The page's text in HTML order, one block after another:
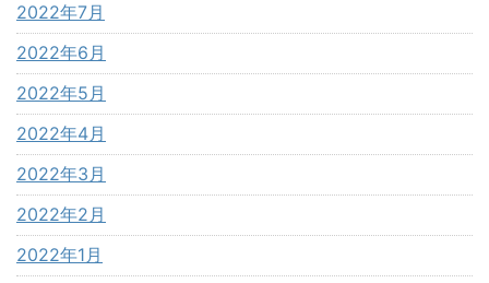
2022年7月
2022年6月
2022年5月
2022年4月
2022年3月
2022年2月
2022年1月